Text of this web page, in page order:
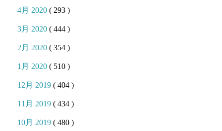
4月 2020( 293 )
3月 2020( 444 )
2月 2020( 354 )
1月 2020( 510 )
12月 2019( 404 )
11月 2019( 434 )
10月 2019( 480 )